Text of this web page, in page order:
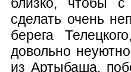
сделать очень
берега
довольно
из Артыбаша,